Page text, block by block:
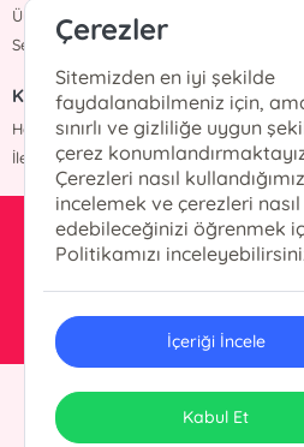
Üye Ol
Sepetim
KURUMSAL
Hakkımızda
İletişim
© 2025 Kesit Yayınları.
Tasarım & Uygulama
Çerezler
Sitemizden en iyi şekilde
faydalanabilmeniz için,
sınırlı ve gizliliğe uygun
çerez
Çerezleri nasıl
incelemek ve çerezleri
edebileceğinizi öğrenmek
Politikamızı
İçeriği İncele
Kabul Et